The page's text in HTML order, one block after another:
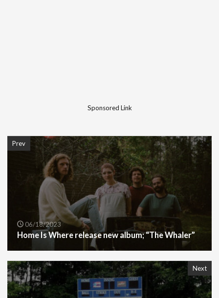
Sponsored Link
Prev
06/18/2023
Home Is Where release new album; “The Whaler”
Next